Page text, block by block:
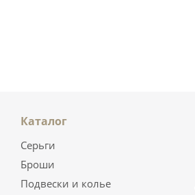
Каталог
Серьги
Броши
Подвески и колье